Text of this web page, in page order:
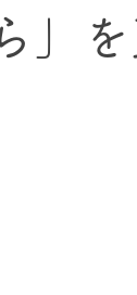
」